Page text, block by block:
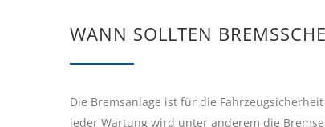
WANN SOLLTEN
Die Bremsanlage ist für die
jeder Wartung wird unter anderem die